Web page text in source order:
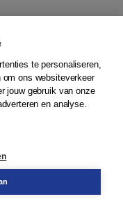
te personaliseren,
ons websiteverkeer
jouw gebruik van onze
en analyse.